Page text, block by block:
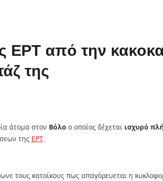
ΕΡΤ από την
της
άτομα στον Βόλο ο οποίος δέχεται ισχυρό
της ΕΡΤ.
τους κατοίκους πως απαγόρευεται η